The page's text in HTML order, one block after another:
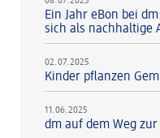
Ein Jahr eBon bei
sich als nachhaltige
02.07.2025
Kinder pflanzen
11.06.2025
dm auf dem Weg